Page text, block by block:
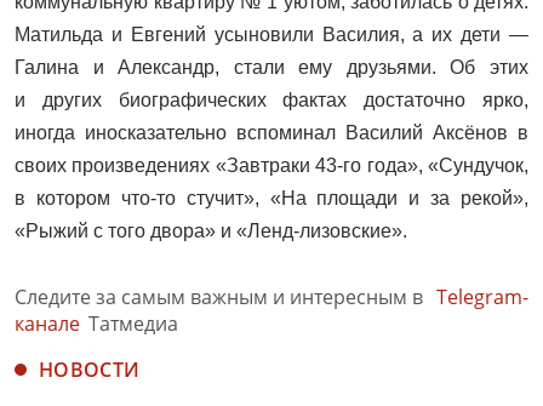
Матильда и Евгений усыновили Василия, а их дети —
Галина и Александр, стали ему друзьями. Об этих
и других биографических фактах достаточно ярко,
иногда иносказательно вспоминал Василий Аксёнов в
своих произведениях «Завтраки 43-го года», «Сундучок,
в котором что-то стучит», «На площади и за рекой»,
«Рыжий с того двора» и «Ленд‑ли­зовские».
Следите за самым важным и интересным в Telegram-
канале Татмедиа
НОВОСТИ